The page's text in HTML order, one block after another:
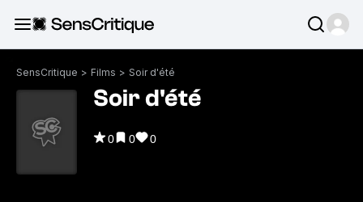
SensCritique > Films > Soir d'été
Soir d'été
0 0 0